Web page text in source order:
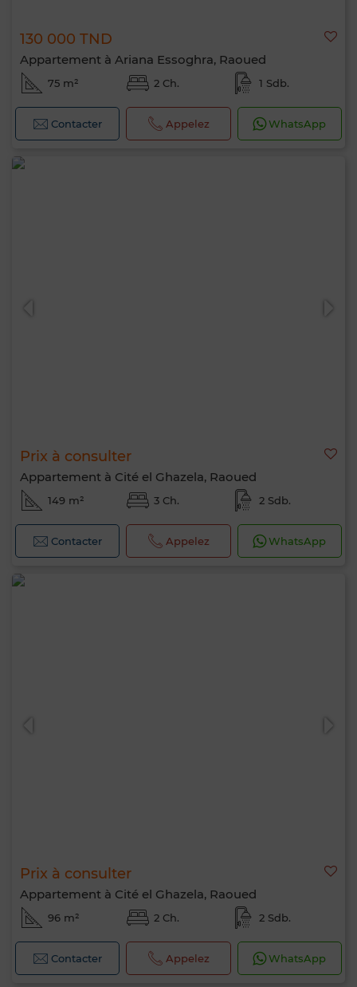
130 000 TND
Appartement à Ariana Essoghra, Raoued
75 m² 2 Ch. 1 Sdb.
Contacter Appelez WhatsApp
Prix à consulter
Appartement à Cité el Ghazela, Raoued
149 m² 3 Ch. 2 Sdb.
Contacter Appelez WhatsApp
Prix à consulter
Appartement à Cité el Ghazela, Raoued
96 m² 2 Ch. 2 Sdb.
Contacter Appelez WhatsApp